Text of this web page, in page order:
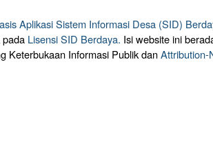
Aplikasi Sistem Informasi Desa (SID)
pada Lisensi SID Berdaya. Isi website ini
Keterbukaan Informasi Publik danAttribution-